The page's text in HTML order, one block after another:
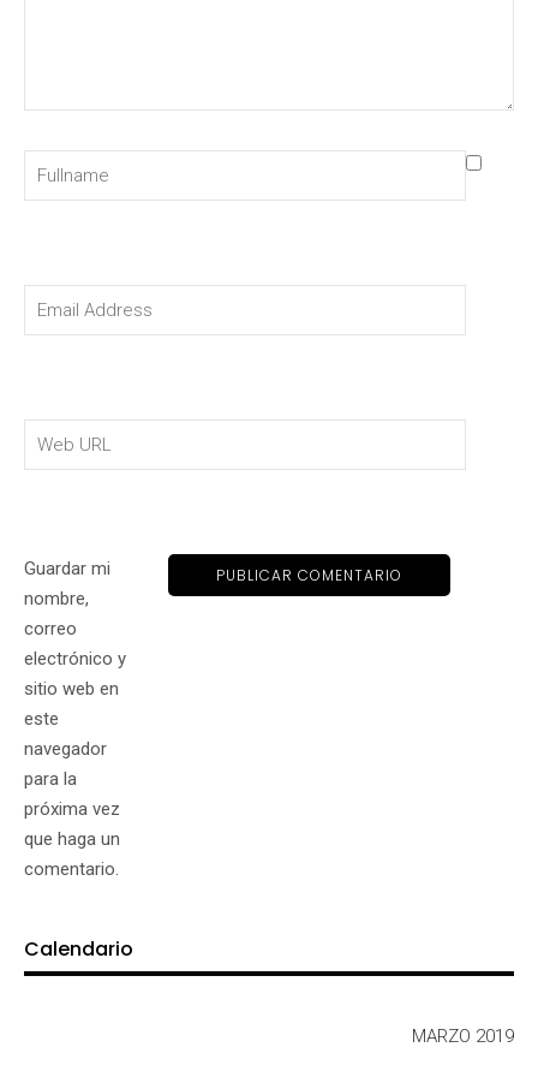
Guardar mi
nombre,
correo
electrónico y
sitio web en
este
navegador
para la
próxima vez
que haga un
comentario.
Calendario
MARZO 2019